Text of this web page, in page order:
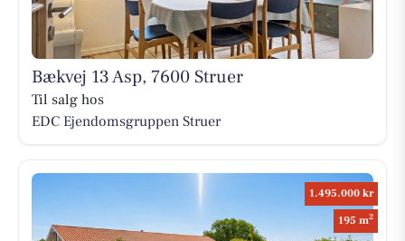
Bækvej 13 Asp, 7600 Struer
Til salg hos
EDC Ejen­doms­grup­pen Struer
1.495.000 kr
195 m2